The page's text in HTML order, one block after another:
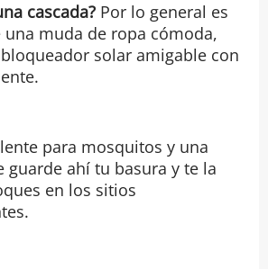
cascada?Por lo general es
muda de ropa cómoda,
solar amigable con
para mosquitos y una
guarde ahí tu basura y te la
en los sitios